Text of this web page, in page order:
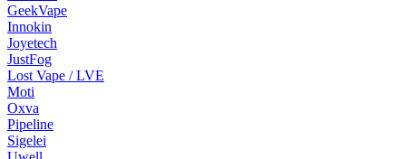
GeekVape
Innokin
Joyetech
JustFog
Lost Vape / LVE
Moti
Oxva
Pipeline
Sigelei